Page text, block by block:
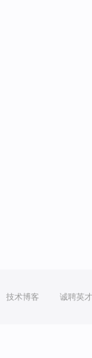
技术博客 诚聘英才